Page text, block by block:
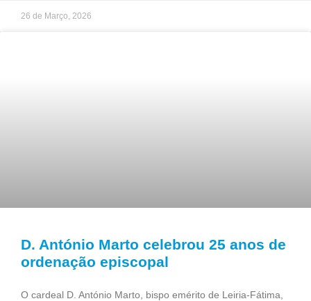
26 de Março, 2026
D. António Marto celebrou 25 anos de
ordenação episcopal
O cardeal D. António Marto, bispo emérito de Leiria-Fátima,